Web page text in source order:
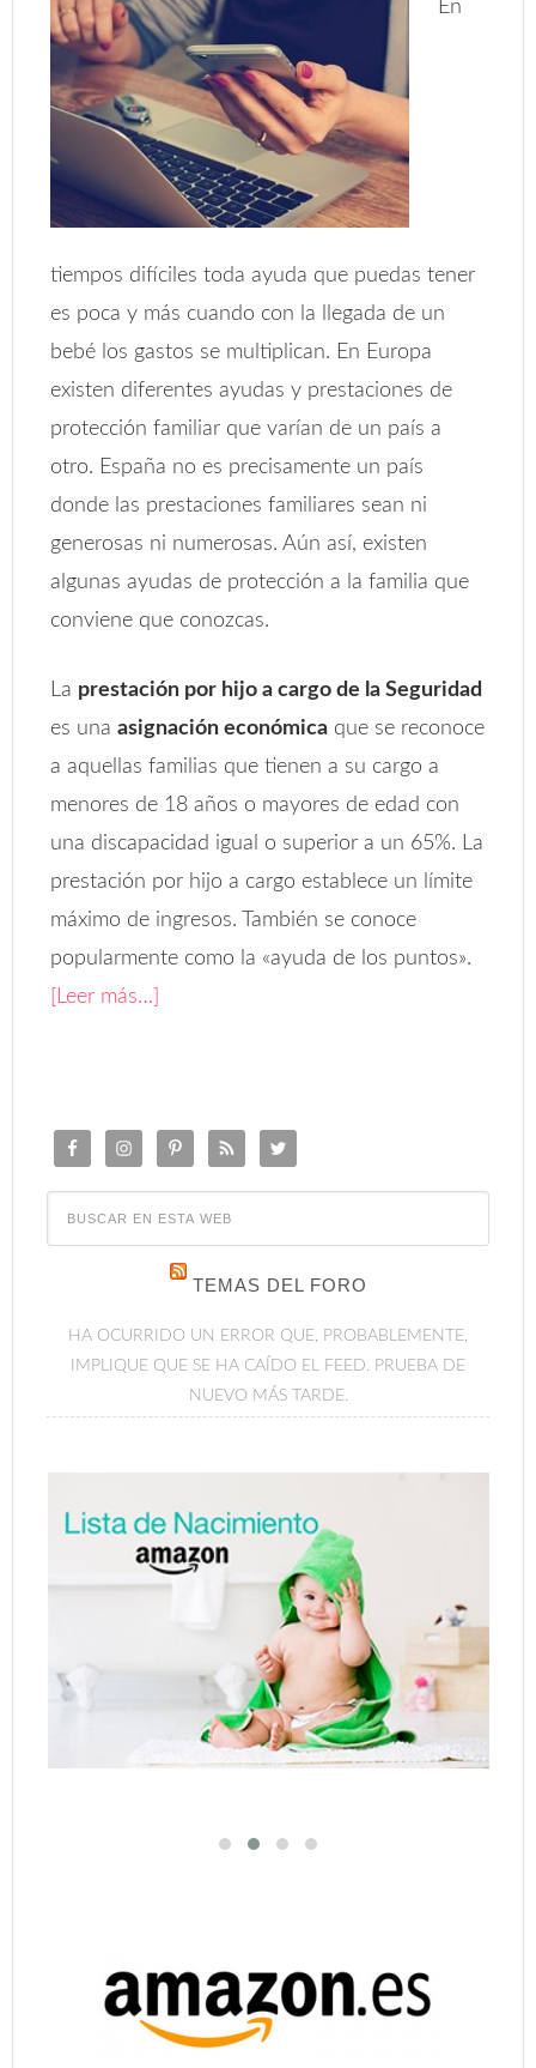
En
tiempos difíciles toda ayuda que puedas tener
es poca y más cuando con la llegada de un
bebé los gastos se multiplican. En Europa
existen diferentes ayudas y prestaciones de
protección familiar que varían de un país a
otro. España no es precisamente un país
donde las prestaciones familiares sean ni
generosas ni numerosas. Aún así, existen
algunas ayudas de protección a la familia que
conviene que conozcas.
La prestación por hijo a cargo de la Seguridad
es unaasignación económica que se reconoce
a aquellas familias que tienen a su cargo a
menores de 18 años o mayores de edad con
una discapacidad igual o superior a un 65%. La
prestación por hijo a cargo establece un límite
máximo de ingresos. También se conoce
popularmente como la «ayuda de los puntos».
[Leer más…]
TEMAS DEL FORO
HA OCURRIDO UN ERROR QUE, PROBABLEMENTE,
IMPLIQUE QUE SE HA CAÍDO EL FEED. PRUEBA DE
NUEVO MÁS TARDE.